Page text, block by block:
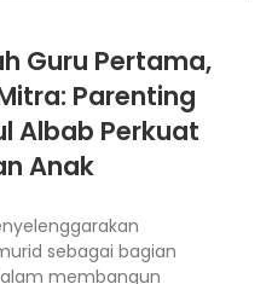
Guru Pertama,
Parenting
Albab Perkuat
Anak
sebagai bagian
membangun